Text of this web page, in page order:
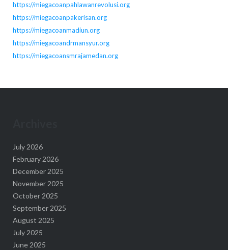
https://miegacoanpahlawanrevolusi.org
https://miegacoanpakerisan.org
https://miegacoanmadiun.org
https://miegacoandrmansyur.org
https://miegacoansmrajamedan.org
July 2026
February 2026
December 2025
November 2025
October 2025
September 2025
August 2025
July 2025
June 2025